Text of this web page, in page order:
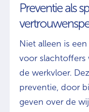
Preventie als
Niet alleen is
voor slachtoffers
de werkvloer.
preventie, door
geven over de